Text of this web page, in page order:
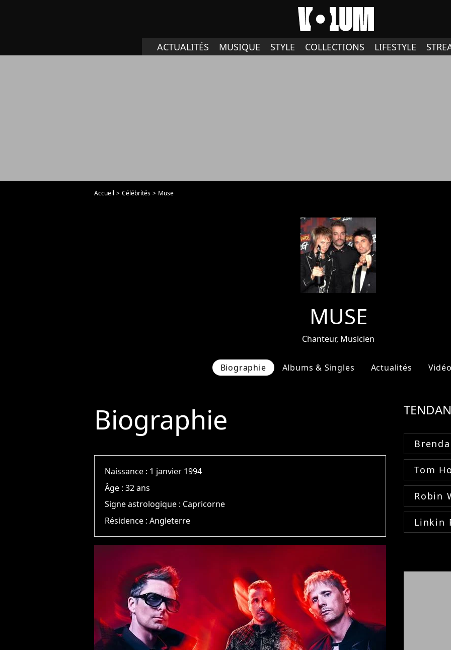
ACTUALITÉS MUSIQUE STYLE COLLECTIONS LIFESTYLE
Accueil Célébrités Muse
MUSE
Chanteur, Musicien
Biographie Albums & Singles Actualités
Biographie
Naissance : 1 janvier 1994
Âge :32 ans
Signe astrologique : Capricorne
Résidence :Angleterre
Tom
Robin
Linkin